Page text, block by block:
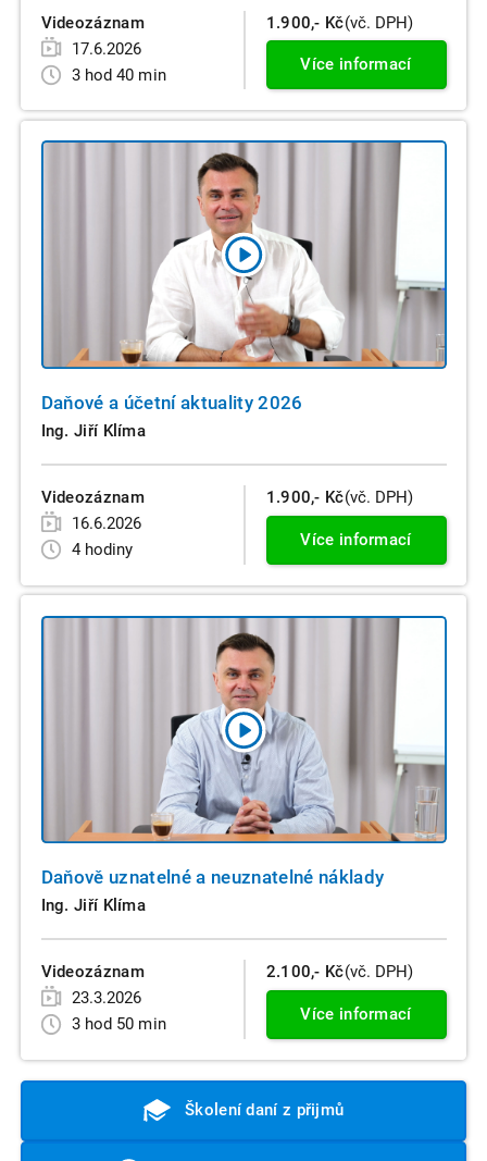
Videozáznam
17.6.2026
3 hod 40 min
1.900,- Kč(vč. DPH)
Více informací
Daňové a účetní aktuality 2026
Ing. Jiří Klíma
Videozáznam
16.6.2026
4 hodiny
1.900,- Kč(vč. DPH)
Více informací
Daňově uznatelné a neuznatelné náklady
Ing. Jiří Klíma
Videozáznam
23.3.2026
3 hod 50 min
2.100,- Kč(vč. DPH)
Více informací
Školení daní z přijmů